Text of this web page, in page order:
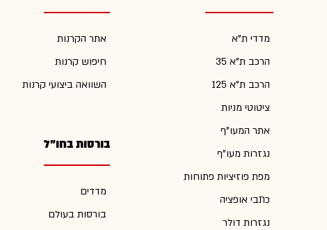
מדדי ת"א
הרכב ת"א 35
הרכב ת"א 125
ציטוטי מניות
אתר המעו"ף
נגזרות מעו"ף
מפת פוזיציות פתוחות
כתבי אופציה
נגזרות דולר
אתר הקרנות
חיפוש קרנות
השוואה ביצועי קרנות
בורסות בחו"ל
מדדים
בורסות בעולם